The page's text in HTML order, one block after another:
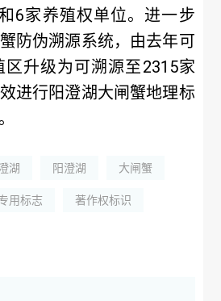
6家养殖权单位。进一步
防伪溯源系统，由去年可
升级为可溯源至2315家
进行阳澄湖大闸蟹地理标
湖 阳澄湖 大闸蟹
用标志 著作权标识